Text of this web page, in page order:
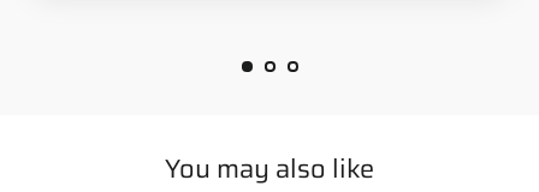
You may also like